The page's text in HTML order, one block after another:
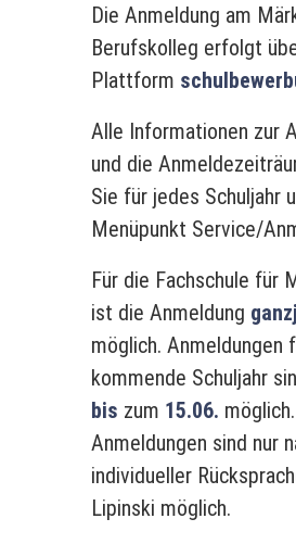
Die Anmeldung am
Berufskolleg erfolgt
Plattform
Alle Informationen zur
und die
Sie für jedes Schuljahr
Menüpunkt Service/
Für die Fachschule für
ist die Anmeldung
möglich. Anmeldungen
kommende Schuljahr
bis zum 15.06.
Anmeldungen sind nur
individueller
Lipinski möglich.